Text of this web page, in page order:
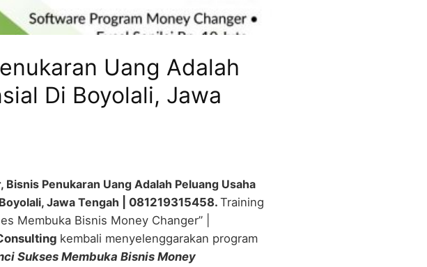
Uang Adalah
Di Boyolali, Jawa
Penukaran Uang Adalah Peluang Usaha
Jawa Tengah | 081219315458. Training
Membuka Bisnis Money Changer” |
kembali menyelenggarakan program
Sukses Membuka Bisnis Money